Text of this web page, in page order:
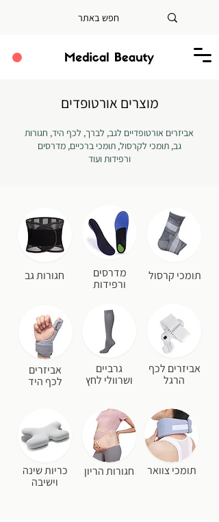
מוצרים אורטופדים
אביזרים אורטופדיים לגב, לברך, לכף היד, חגורות
גב, תומכי לקרסול, תומכי ברכיים, מדרסים
ורפידות ועוד
חגורות גב תומכי קרסול
מדרסים
ורפידות
אביזרים
לכף היד
גרביים
ושרוולי לחץ
אביזרים לכף
הרגל
כריות שינה
וישיבה
חגורות הריון תומכי צוואר